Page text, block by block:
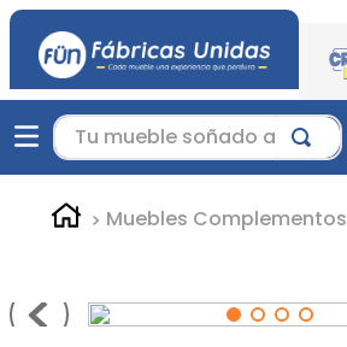
Tu mueble soñado aquí...
Muebles Complementos